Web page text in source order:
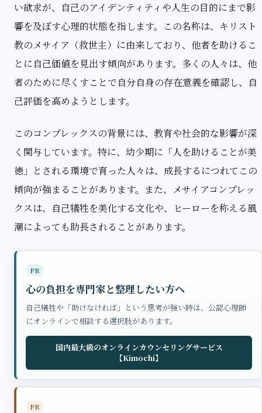
い欲求が、自己のアイデンティティや人生の目的にまで影
響を及ぼす心理的状態を指します。この名称は、キリスト
教のメサイア（救世主）に由来しており、他者を助けるこ
とに自己価値を見出す傾向があります。多くの人々は、他
者のために尽くすことで自分自身の存在意義を確認し、自
己評価を高めようとします。
このコンプレックスの背景には、教育や社会的な影響が深
く関与しています。特に、幼少期に「人を助けることが美
徳」とされる環境で育った人々は、成長するにつれてこの
傾向が強まることがあります。また、メサイアコンプレッ
クスは、自己犠牲を美化する文化や、ヒーローを称える風
潮によっても助長されることがあります。
PR
心の負担を専門家と整理したい方へ
自己犠牲や「助けなければ」という思考が強い時は、公認心理師
にオンラインで相談する選択肢があります。
国内最大級のオンラインカウンセリングサービス
【Kimochi】
PR